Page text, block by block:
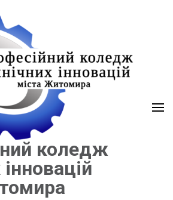
коледж